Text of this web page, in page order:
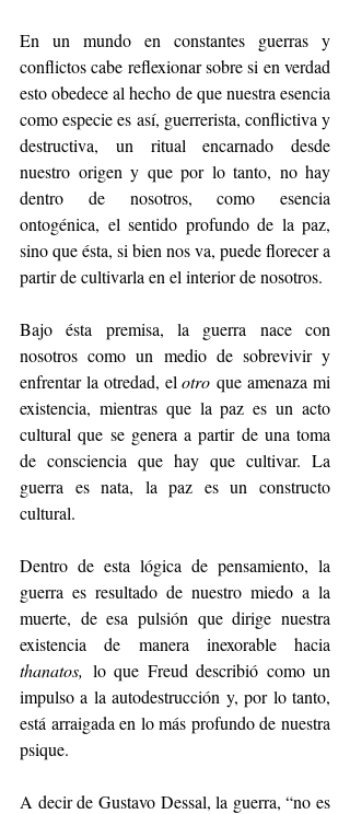
En un mundo en constantes guerras y
conflictos cabe reflexionar sobre si en verdad
esto obedece al hecho de que nuestra esencia
como especie es así, guerrerista, conflictiva y
destructiva, un ritual encarnado desde
nuestro origen y que por lo tanto, no hay
dentro de nosotros, como esencia
ontogénica, el sentido profundo de la paz,
sino que ésta, si bien nos va, puede florecer a
partir de cultivarla en el interior de nosotros.
Bajo ésta premisa, la guerra nace con
nosotros como un medio de sobrevivir y
enfrentar la otredad, el otro que amenaza mi
existencia, mientras que la paz es un acto
cultural que se genera a partir de una toma
de consciencia que hay que cultivar. La
guerra es nata, la paz es un constructo
cultural.
Dentro de esta lógica de pensamiento, la
guerra es resultado de nuestro miedo a la
muerte, de esa pulsión que dirige nuestra
thanatos, lo que Freud describió como un
impulso a la autodestrucción y, por lo tanto,
está arraigada en lo más profundo de nuestra
psique.
A decir de Gustavo Dessal, la guerra, “no es